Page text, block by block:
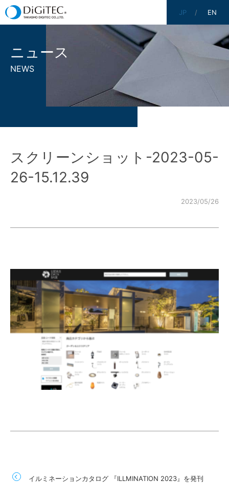
JP EN
ニュース
NEWS
スクリーンショット-2023-05-
26-15.12.39
2023/05/26
イルミネーションカタログ 『ILLMINATION 2023』を発刊